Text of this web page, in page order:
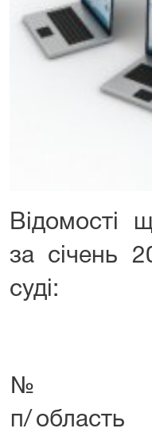
Відомості
за січень
суді:
№
п/ область